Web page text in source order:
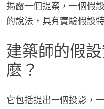
揭露一個提案，一個假
的說法，具有實驗假設
建築師的假
麼？
它包括提出一個投影，